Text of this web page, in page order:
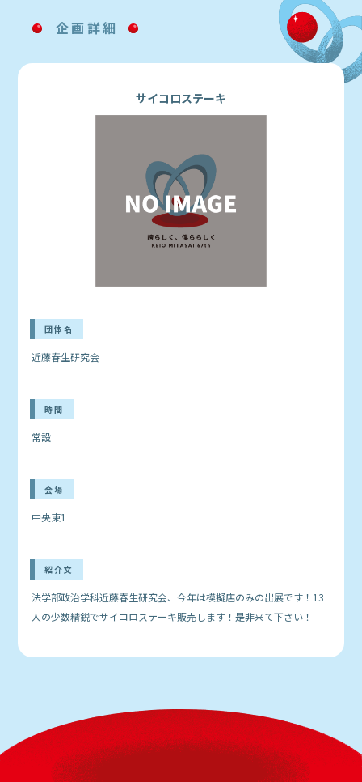
企画詳細
サイコロステーキ
団体名
近藤春生研究会
時間
常設
会場
中央東1
紹介文
法学部政治学科近藤春生研究会、今年は模擬店のみの出展です！13
人の少数精鋭でサイコロステーキ販売します！是非来て下さい！